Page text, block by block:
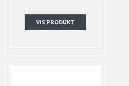
VIS PRODUKT